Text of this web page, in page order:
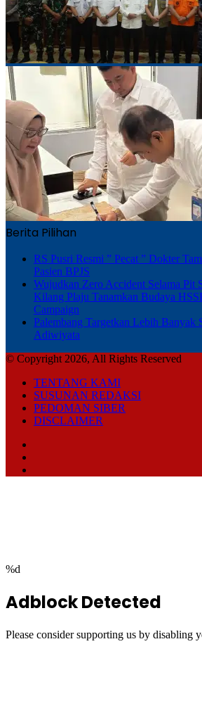
Berita Pilihan
RS Pusri Resmi ” Pecat ” Dokter
Pasien BPJS
Wujudkan Zero Accident Selama Pit
Kilang Plaju Tanamkan Budaya
Campaign
Palembang Targetkan Lebih Banyak
Adiwiyata
© Copyright 2026, All Rights Reserved
TENTANG KAMI
SUSUNAN REDAKSI
PEDOMAN SIBER
DISCLAIMER
%d
Adblock Detected
Please consider supporting us by disabling